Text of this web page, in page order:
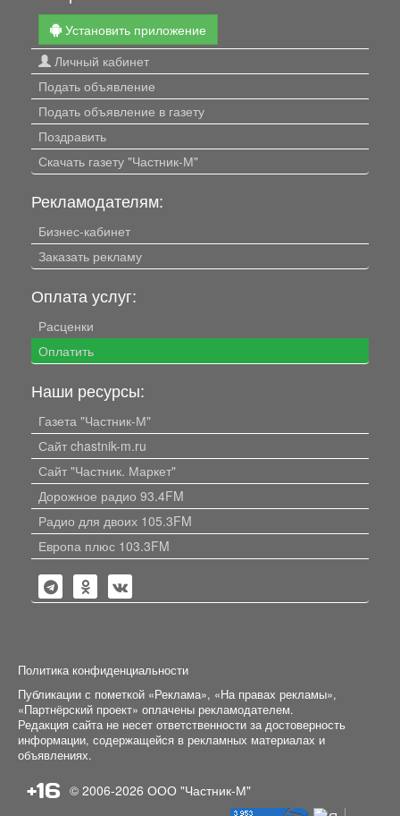
Установить приложение
Личный кабинет
Подать объявление
Подать объявление в газету
Поздравить
Скачать газету "Частник-М"
Рекламодателям:
Бизнес-кабинет
Заказать рекламу
Оплата услуг:
Расценки
Оплатить
Наши ресурсы:
Газета "Частник-М"
Сайт chastnik-m.ru
Сайт "Частник. Маркет"
Дорожное радио 93.4FM
Радио для двоих 105.3FM
Европа плюс 103.3FM
Политика конфиденциальности
Публикации с пометкой «Реклама», «На правах рекламы»,
«Партнёрский проект» оплачены рекламодателем.
Редакция сайта не несет ответственности за достоверность
информации, содержащейся в рекламных материалах и
объявлениях.
+16 © 2006-2026 ООО "Частник-М"